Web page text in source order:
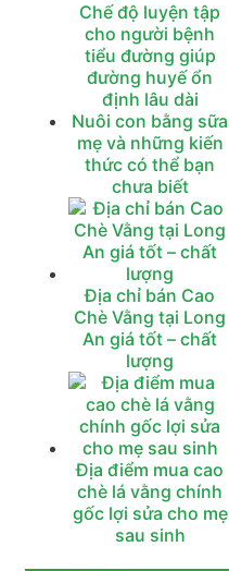
Chế độ luyện tập
cho người bệnh
tiểu đường giúp
đường huyế ổn
định lâu dài
Nuôi con bằng sữa
mẹ và những kiến
thức có thể bạn
chưa biết
Địa chỉ bán Cao
Chè Vằng tại Long
An giá tốt – chất
lượng
Địa điểm mua cao
chè lá vằng chính
gốc lợi sửa cho mẹ
sau sinh